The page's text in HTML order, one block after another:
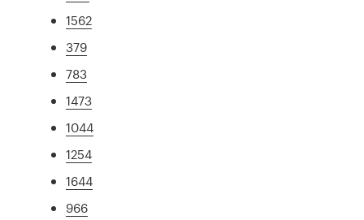
1562
379
783
1473
1044
1254
1644
966